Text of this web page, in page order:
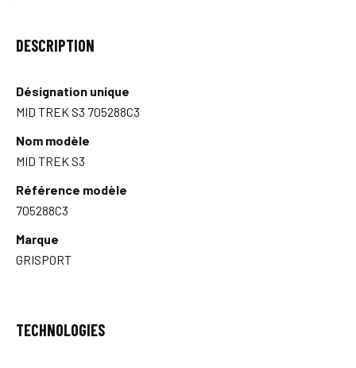
DESCRIPTION
Désignation unique
MID TREK S3 705288C3
Nom modèle
MID TREK S3
Référence modèle
705288C3
Marque
GRISPORT
TECHNOLOGIES